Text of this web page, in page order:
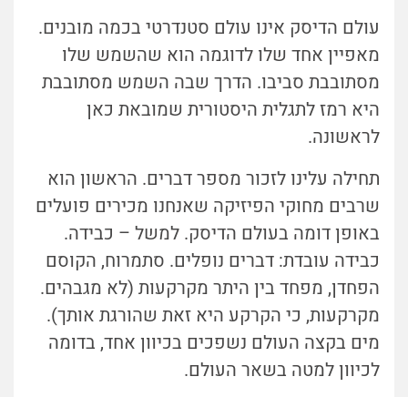
עולם הדיסק אינו עולם סטנדרטי בכמה מובנים.
מאפיין אחד שלו לדוגמה הוא שהשמש שלו
מסתובבת סביבו. הדרך שבה השמש מסתובבת
היא רמז לתגלית היסטורית שמובאת כאן
לראשונה.
תחילה עלינו לזכור מספר דברים. הראשון הוא
שרבים מחוקי הפיזיקה שאנחנו מכירים פועלים
באופן דומה בעולם הדיסק. למשל – כבידה.
כבידה עובדת: דברים נופלים. סתמרוח, הקוסם
הפחדן, מפחד בין היתר מקרקעות (לא מגבהים.
מקרקעות, כי הקרקע היא זאת שהורגת אותך).
מים בקצה העולם נשפכים בכיוון אחד, בדומה
לכיוון למטה בשאר העולם.